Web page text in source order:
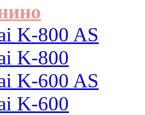
K-800 AS
K-800
K-600 AS
K-600